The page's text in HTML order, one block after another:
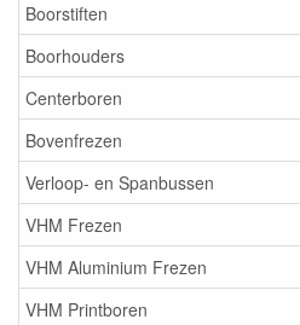
Boorstiften
Boorhouders
Centerboren
Bovenfrezen
Verloop- en Spanbussen
VHM Frezen
VHM Aluminium Frezen
VHM Printboren